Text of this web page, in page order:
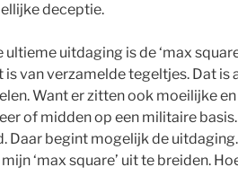
deceptie.
ultieme uitdaging is de ‘max
is van verzamelde tegeltjes. Dat
Want er zitten ook moeilijke
of midden op een militaire
Daar begint mogelijk de
‘max square’ uit te breiden.